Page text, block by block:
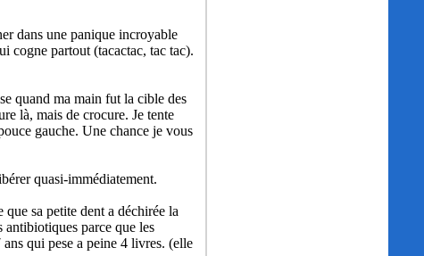
dans une panique incroyable
cogne partout (tacactac, tac tac).
quand ma main fut la cible des
là, mais de crocure. Je tente
gauche. Une chance je vous
quasi-immédiatement.
sa petite dent a déchirée la
antibiotiques parce que les
qui pese a peine 4 livres. (elle